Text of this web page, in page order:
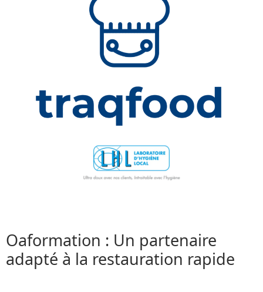
Oaformation : Un partenaire
adapté à la restauration rapide